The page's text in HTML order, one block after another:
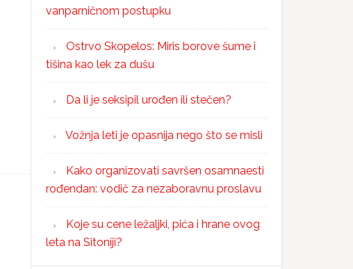
vanparničnom postupku
Ostrvo Skopelos: Miris borove šume i
tišina kao lek za dušu
Da li je seksipil urođen ili stečen?
Vožnja leti je opasnija nego što se misli
Kako organizovati savršen osamnaesti
rođendan: vodič za nezaboravnu proslavu
Koje su cene ležaljki, pića i hrane ovog
leta na Sitoniji?